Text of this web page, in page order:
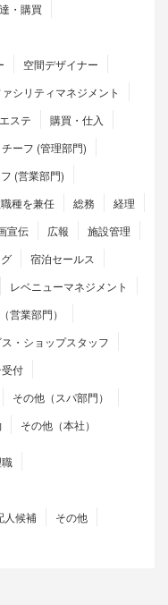
・購買
空間デザイナー
シリティマネジメント
ステ
購買・仕入
チーフ (管理部門)
(営業部門)
種を兼任 総務
経理
宣伝 広報
施設管理
宿泊セールス
レベニューマネジメント
営業部門）
・ショップスタッフ
付
その他（スパ部門）
その他（本社）
人候補
その他